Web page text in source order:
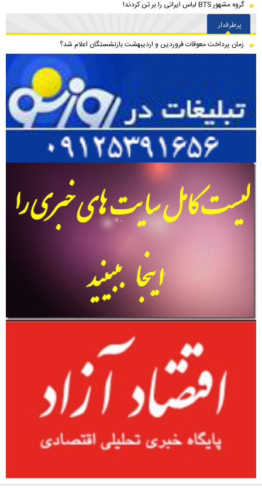
گروه مشهور BTS لباس ایرانی را بر تن کردند!
پرطرفدار
زمان پرداخت معوقات فروردین و اردیبهشت بازنشستگان اعلام شد؟